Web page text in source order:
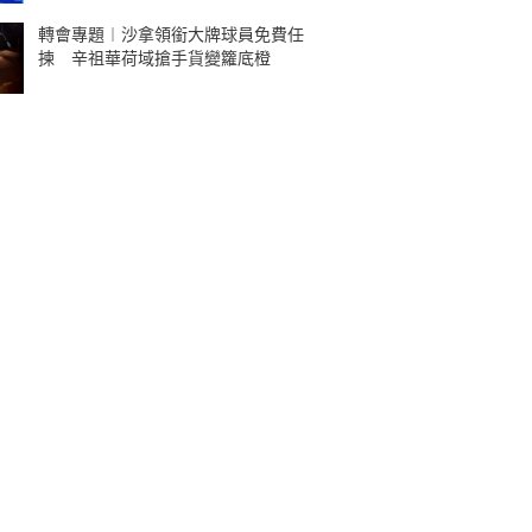
轉會專題︱沙拿領銜大牌球員免費任
揀 辛祖華荷域搶手貨變籮底橙